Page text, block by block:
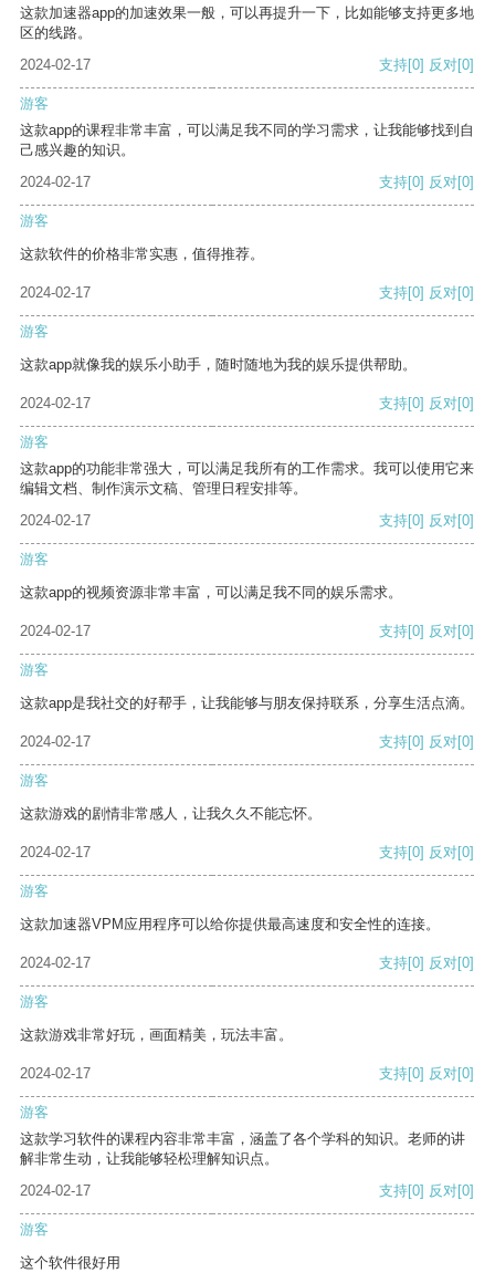
这款加速器app的加速效果一般，可以再提升一下，比如能够支持更多地
区的线路。
2024-02-17
支持[0] 反对[0]
游客
这款app的课程非常丰富，可以满足我不同的学习需求，让我能够找到自
己感兴趣的知识。
2024-02-17
支持[0] 反对[0]
游客
这款软件的价格非常实惠，值得推荐。
2024-02-17 支持[0] 反对[0]
游客
这款app就像我的娱乐小助手，随时随地为我的娱乐提供帮助。
2024-02-17 支持[0] 反对[0]
游客
这款app的功能非常强大，可以满足我所有的工作需求。我可以使用它来
编辑文档、制作演示文稿、管理日程安排等。
2024-02-17
支持[0] 反对[0]
游客
这款app的视频资源非常丰富，可以满足我不同的娱乐需求。
2024-02-17 支持[0] 反对[0]
游客
这款app是我社交的好帮手，让我能够与朋友保持联系，分享生活点滴。
2024-02-17 支持[0] 反对[0]
游客
这款游戏的剧情非常感人，让我久久不能忘怀。
2024-02-17 支持[0] 反对[0]
游客
这款加速器VPM应用程序可以给你提供最高速度和安全性的连接。
2024-02-17 支持[0] 反对[0]
游客
这款游戏非常好玩，画面精美，玩法丰富。
2024-02-17 支持[0] 反对[0]
游客
这款学习软件的课程内容非常丰富，涵盖了各个学科的知识。老师的讲
解非常生动，让我能够轻松理解知识点。
2024-02-17
支持[0] 反对[0]
游客
这个软件很好用